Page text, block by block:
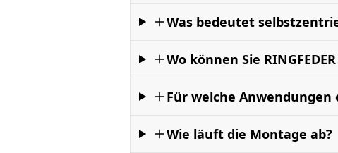
Was bedeutet
Wo können Sie
Für welche Anwendungen
Wie läuft die Montage ab?